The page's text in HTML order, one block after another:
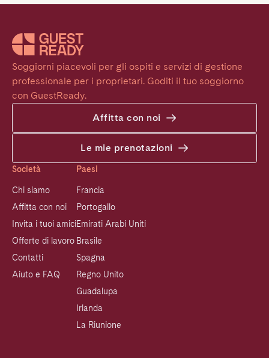
Soggiorni piacevoli per gli ospiti e servizi di gestione
professionale per i proprietari. Goditi il tuo soggiorno
con GuestReady.
Affitta con noi
Le mie prenotazioni
Società
Chi siamo
Affitta con noi
Invita i tuoi amici
Offerte di lavoro
Contatti
Aiuto e FAQ
Paesi
Francia
Portogallo
Emirati Arabi Uniti
Brasile
Spagna
Regno Unito
Guadalupa
Irlanda
La Riunione